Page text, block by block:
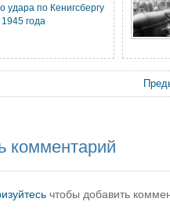
удара по Кенигсбергу
года
комментарий
чтобы добавить